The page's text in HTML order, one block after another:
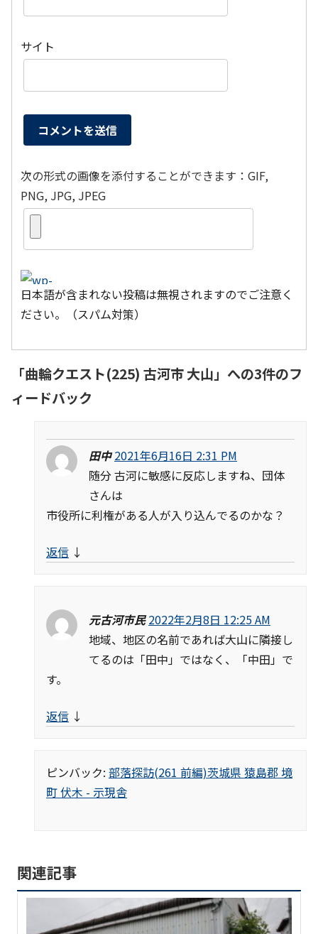
サイト
次の形式の画像を添付することができます：GIF,
PNG, JPG, JPEG
日本語が含まれない投稿は無視されますのでご注意く
ださい。（スパム対策）
「曲輪クエスト(225) 古河市 大山」への3件のフ
ィードバック
田中 2021年6月16日 2:31 PM
随分 古河に敏感に反応しますね、団体
さんは
市役所に利権がある人が入り込んでるのかな？
返信 ↓
元古河市民 2022年2月8日 12:25 AM
地域、地区の名前であれば大山に隣接し
てるのは「田中」ではなく、「中田」で
す。
返信 ↓
ピンバック: 部落探訪(261 前編)茨城県 猿島郡 境
町 伏木 - 示現舎
関連記事